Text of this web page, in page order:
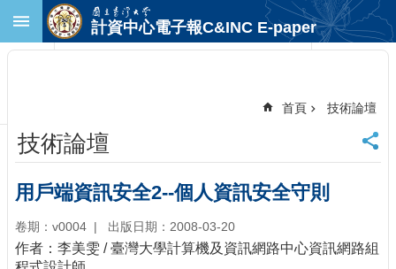
跳到主要內容區塊
首
頁
臺
大
首
頁
計
計資中心電子報C&INC E-paper
首頁 技術論壇
技術論壇
用戶端資訊安全2--個人資訊安全守則
卷期：v0004 出版日期：2008-03-20
作者：李美雯 / 臺灣大學計算機及資訊網路中心資訊網路組